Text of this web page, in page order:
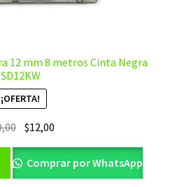
12 mm 8 metros Cinta Negra
SD12KW
¡OFERTA!
El
precio
original
era:
$12,00
precio
actual
es:
Comprar por WhatsApp